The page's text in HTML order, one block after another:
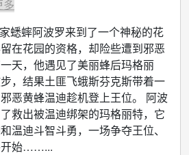
多
蟋蟀阿波罗来到了一个神秘的花
在花园的资格，却险些遭到邪恶
天，他遇见了美丽蜂后玛格丽
，结果土匪飞蛾斯芬克斯带着一
恶黄蜂温迪趁机登上王位。 阿波
救出被温迪绑架的玛格丽特，它
温迪斗智斗勇，一场争夺王位、
开始……...